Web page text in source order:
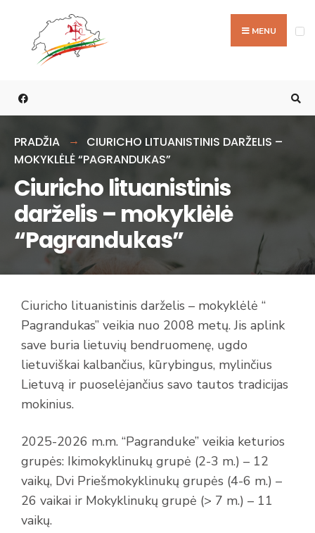
MENU
PRADŽIA
CIURICHO LITUANISTINIS DARŽELIS –
MOKYKLĖLĖ “PAGRANDUKAS”
Ciuricho lituanistinis
darželis – mokyklėlė
“Pagrandukas”
Ciuricho lituanistinis darželis – mokyklėlė “
Pagrandukas” veikia nuo 2008 metų.Jis aplink
save buria lietuvių bendruomenę, ugdo
lietuviškai kalbančius, kūrybingus, mylinčius
Lietuvą ir puoselėjančius savo tautos tradicijas
mokinius.
2025-2026 m.m. “Pagranduke” veikia keturios
grupės: Ikimokyklinukų grupė (2-3 m.) – 12
vaikų, Dvi Priešmokyklinukų grupės (4-6 m.) –
26 vaikai ir Mokyklinukų grupė (> 7 m.) – 11
vaikų.